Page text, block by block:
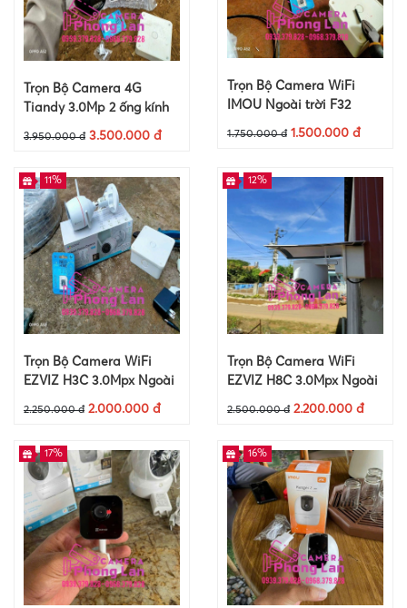
Trọn Bộ Camera 4G
Tiandy 3.0Mp 2 ống kính
Năng Lượng Mặt Trời +
3.950.000 đ 3.500.000 đ
Trọn Bộ Camera WiFi
IMOU Ngoài trời F32
3.0Mpx +Thẻ Nhớ 64Gb
1.750.000 đ 1.500.000 đ
Trọn Bộ Camera WiFi
EZVIZ H3C 3.0Mpx Ngoài
Trời +Thẻ Nhớ 64Gb
11%
2.250.000 đ 2.000.000 đ
Trọn Bộ Camera WiFi
EZVIZ H8C 3.0Mpx Ngoài
Trời +Thẻ Nhớ 64Gb
12%
2.500.000 đ 2.200.000 đ
17% 16%